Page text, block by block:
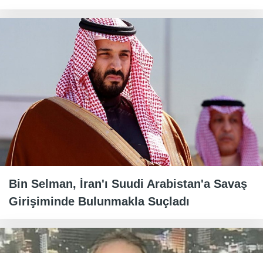
Bin Selman, İran'ı Suudi Arabistan'a Savaş
Girişiminde Bulunmakla Suçladı